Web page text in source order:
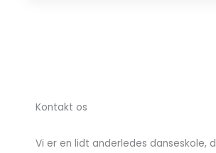
Kontakt os
Vi er en lidt anderledes danseskole,